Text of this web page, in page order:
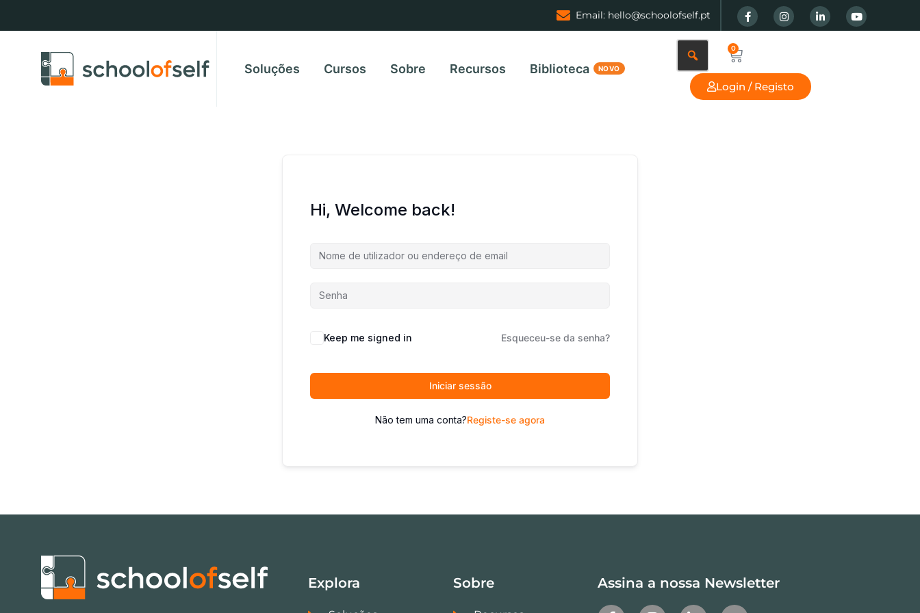
Email: hello@schoolofself.pt
Soluções Cursos Sobre Recursos Biblioteca
0
Login / Registo
Hi, Welcome back!
Keep me signed in Esqueceu-se da senha?
Iniciar sessão
Não tem uma conta?Registe-se agora
Explora Sobre Assina a nossa Newsletter